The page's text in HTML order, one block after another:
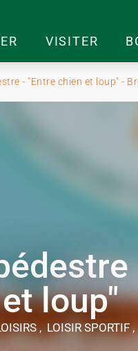
VISITER
- "Entre chien et loup" -
loup"
, LOISIR SPORTIF ,